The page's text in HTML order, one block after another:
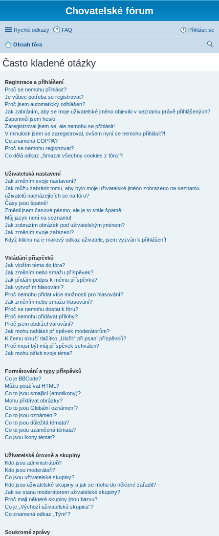
Chovatelské fórum
Rychlé odkazy FAQ Přihlásit se
Obsah fóra
Často kladené otázky
Registrace a přihlášení
Proč se nemohu přihlásit?
Je vůbec potřeba se registrovat?
Proč jsem automaticky odhlášen?
Jak zabráním, aby se moje uživatelské jméno objevilo v seznamu právě přihlášených?
Zapomněl jsem heslo!
Zaregistroval jsem se, ale nemohu se přihlásit!
V minulosti jsem se zaregistroval, ovšem nyní se nemohu přihlásit?!
Co znamená COPPA?
Proč se nemohu registrovat?
Co dělá odkaz „Smazat všechny cookies z fóra“?
Uživatelská nastavení
Jak změním svoje nastavení?
Jak můžu zabránit tomu, aby bylo moje uživatelské jméno zobrazeno na seznamu
uživatelů nacházejících se na fóru?
Časy jsou špatně!
Změnil jsem časové pásmo, ale je to stále špatně!
Můj jazyk není na seznamu!
Jak zobrazím obrázek pod uživatelským jménem?
Jak změním svoje zařazení?
Když kliknu na e-mailový odkaz uživatele, jsem vyzván k přihlášení!
Vkládání příspěvků
Jak vložím téma do fóra?
Jak změním nebo smažu příspěvek?
Jak přidám podpis k mému příspěvku?
Jak vytvořím hlasování?
Proč nemohu přidat více možností pro hlasování?
Jak změním nebo smažu hlasování?
Proč se nemohu dostat k fóru?
Proč nemohu přidávat přílohy?
Proč jsem obdržel varování?
Jak mohu nahlásit příspěvek moderátorům?
K čemu slouží tlačítko „Uložit“ při psaní příspěvků?
Proč musí být můj příspěvek schválen?
Jak mohu oživit svoje téma?
Formátování a typy příspěvků
Co je BBCode?
Můžu používat HTML?
Co to jsou smajlíci (emotikony)?
Mohu přidávat obrázky?
Co to jsou Globální oznámení?
Co to jsou oznámení?
Co to jsou důležitá témata?
Co to jsou uzamčená témata?
Co jsou ikony témat?
Uživatelské úrovně a skupiny
Kdo jsou administrátoři?
Kdo jsou moderátoři?
Co jsou uživatelské skupiny?
Kde jsou uživatelské skupiny a jak se mohu do některé zařadit?
Jak se stanu moderátorem uživatelské skupiny?
Proč mají některé skupiny jinou barvu?
Co je „Výchozí uživatelská skupina“?
Co znamená odkaz „Tým“?
Soukromé zprávy